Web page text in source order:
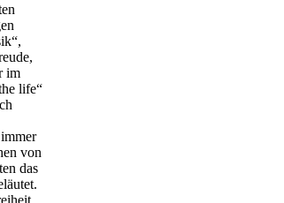
im
life“
von
das